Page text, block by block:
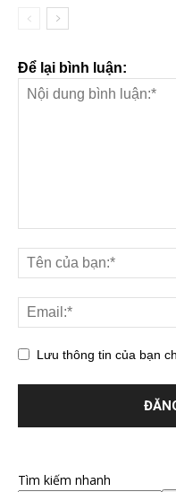
Để lại bình luận:
Lưu thông tin của bạn
Tìm kiếm nhanh